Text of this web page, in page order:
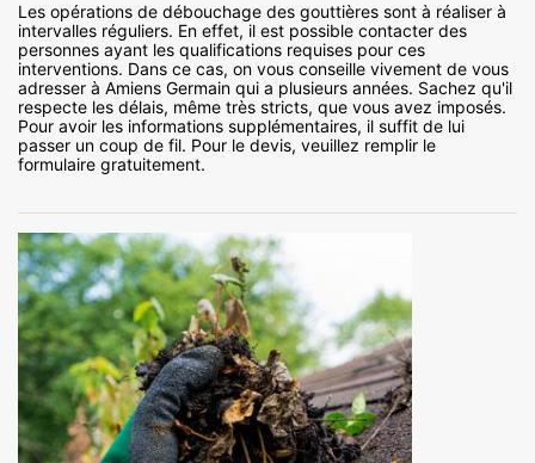
Les opérations de débouchage des gouttières sont à réaliser à
intervalles réguliers. En effet, il est possible contacter des
personnes ayant les qualifications requises pour ces
interventions. Dans ce cas, on vous conseille vivement de vous
adresser à Amiens Germain qui a plusieurs années. Sachez qu'il
respecte les délais, même très stricts, que vous avez imposés.
Pour avoir les informations supplémentaires, il suffit de lui
passer un coup de fil. Pour le devis, veuillez remplir le
formulaire gratuitement.